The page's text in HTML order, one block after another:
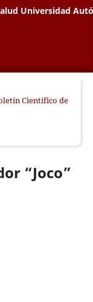
Universidad
Científico de
“Joco”